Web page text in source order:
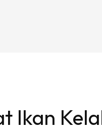
Ikan